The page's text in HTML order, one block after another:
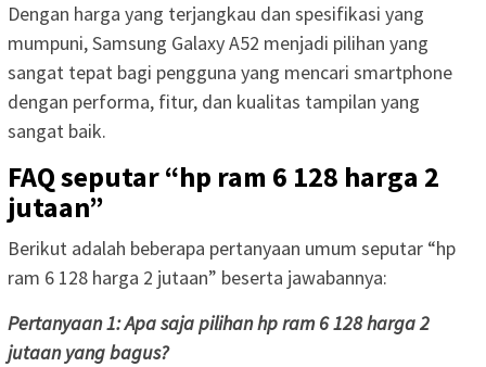
Dengan harga yang terjangkau dan spesifikasi yang
mumpuni, Samsung Galaxy A52 menjadi pilihan yang
sangat tepat bagi pengguna yang mencari smartphone
dengan performa, fitur, dan kualitas tampilan yang
sangat baik.
FAQ seputar “hp ram 6 128 harga 2
jutaan”
Berikut adalah beberapa pertanyaan umum seputar “hp
ram 6 128 harga 2 jutaan” beserta jawabannya:
Pertanyaan 1: Apa saja pilihan hp ram 6 128 harga 2
jutaan yang bagus?